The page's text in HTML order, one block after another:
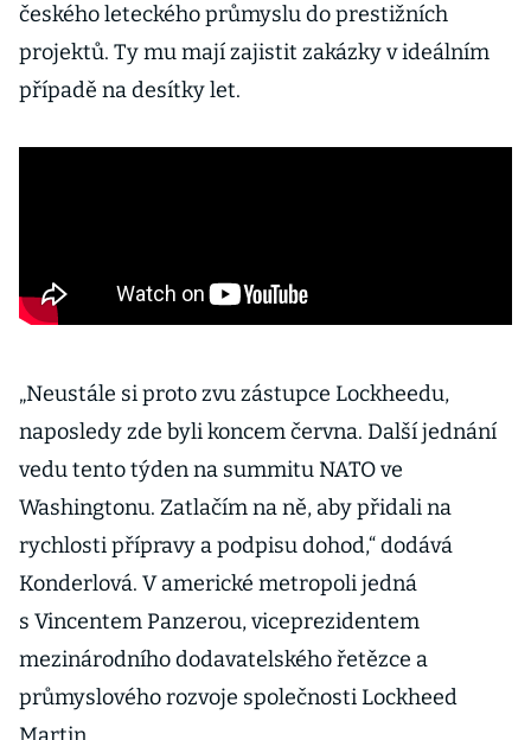
českého leteckého průmyslu do prestižních
projektů. Ty mu mají zajistit zakázky v ideálním
případě na desítky let.
„Neustále si proto zvu zástupce Lockheedu,
naposledy zde byli koncem června. Další jednání
vedu tento týden na summitu NATO ve
Washingtonu. Zatlačím na ně, aby přidali na
rychlosti přípravy a podpisu dohod,“ dodává
Konderlová. V americké metropoli jedná
s Vincentem Panzerou, viceprezidentem
mezinárodního dodavatelského řetězce a
průmyslového rozvoje společnosti Lockheed